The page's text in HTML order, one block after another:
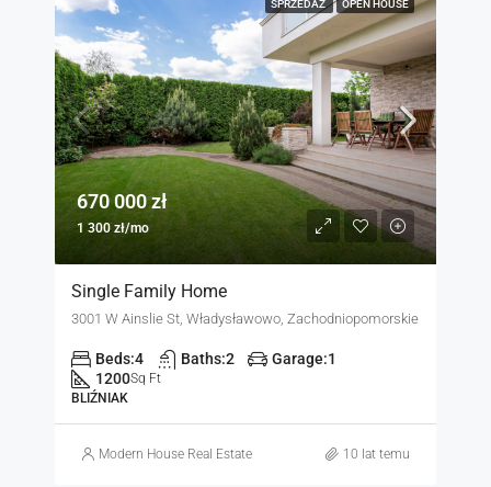
SPRZEDAŻ OPEN HOUSE
670 000 zł
1 300 zł/mo
Single Family Home
3001 W Ainslie St, Władysławowo, Zachodniopomorskie
Beds:4 Baths:2 Garage:1
1200Sq Ft
BLIŹNIAK
Modern House Real Estate 10 lat temu